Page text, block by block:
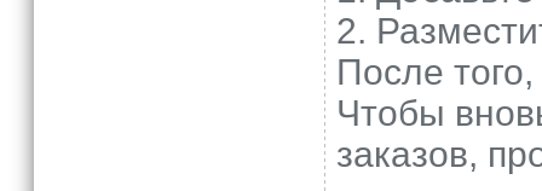
2.
После
Чтобы
заказов,